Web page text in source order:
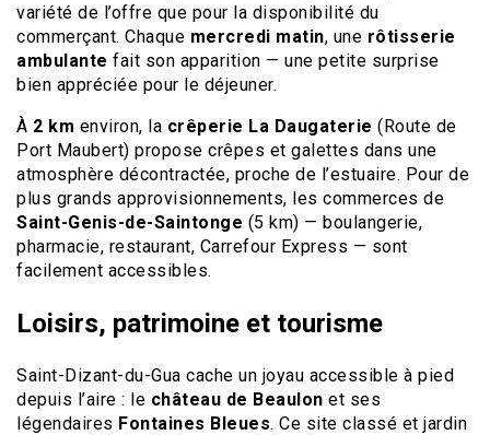
variété de l’offre que pour la disponibilité du
commerçant. Chaque mercredi matin, une rôtisserie
ambulante fait son apparition — une petite surprise
bien appréciée pour le déjeuner.
À 2 km environ, la crêperie La Daugaterie (Route de
Port Maubert) propose crêpes et galettes dans une
atmosphère décontractée, proche de l’estuaire. Pour de
plus grands approvisionnements, les commerces de
Saint-Genis-de-Saintonge (5 km) — boulangerie,
pharmacie, restaurant, Carrefour Express — sont
facilement accessibles.
Loisirs, patrimoine et tourisme
Saint-Dizant-du-Gua cache un joyau accessible à pied
depuis l’aire : le château de Beaulon et ses
légendaires Fontaines Bleues. Ce site classé et jardin